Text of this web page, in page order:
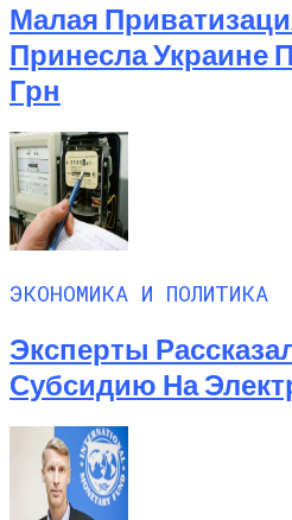
Малая
Принесла Украине
Грн
ЭКОНОМИКА И ПОЛИТИКА
Эксперты
Субсидию На